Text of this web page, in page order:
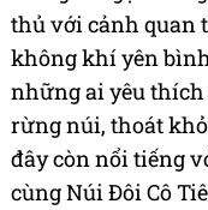
thủ với cảnh quan
không khí yên
những ai yêu
rừng núi, thoát
đây còn nổi tiếng
cùng Núi Đôi Cô